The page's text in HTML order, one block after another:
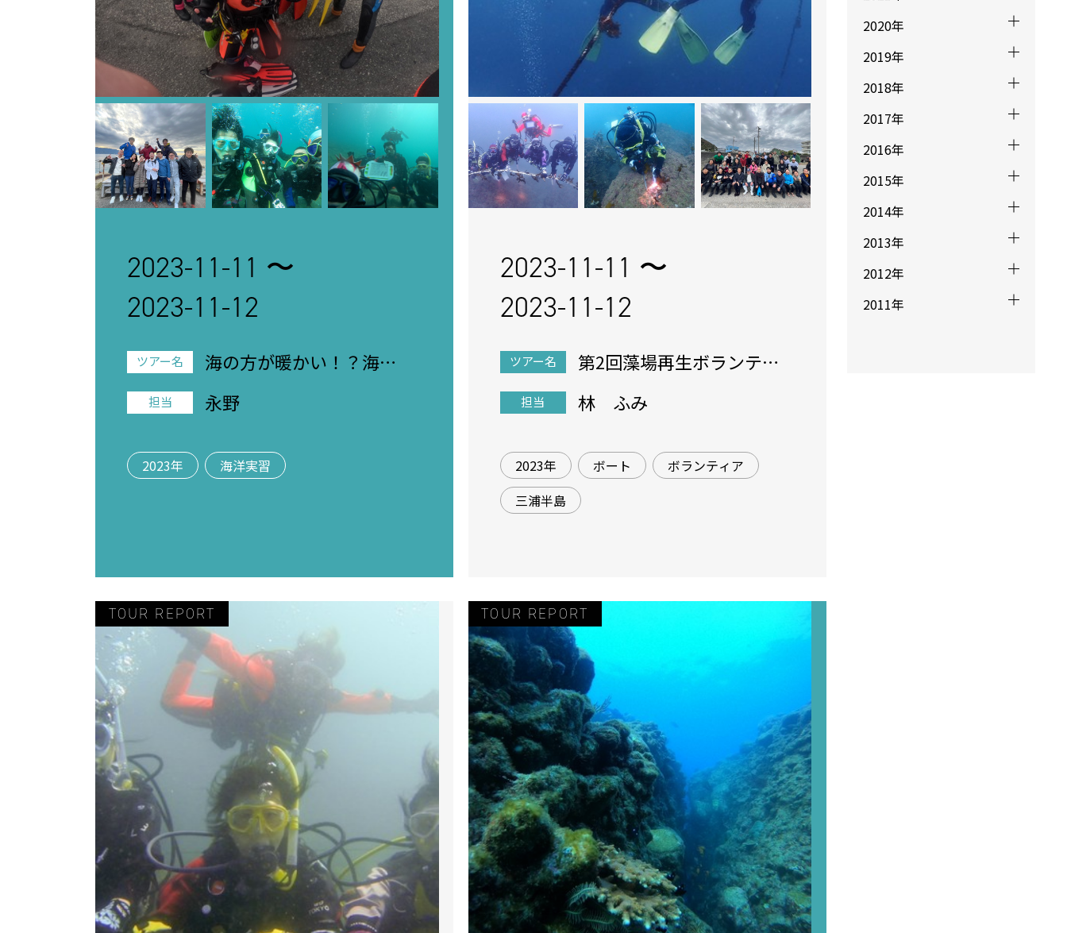
2023-11-11 〜
2023-11-12
ツアー名
海の方が暖かい！？海洋
担当 永野
2023年 海洋実習
2023-11-11 〜
2023-11-12
ツアー名
第2回藻場再生ボランティ
担当 林 ふみ
2023年 ボート
ボランティア
三浦半島
2020年
2019年
2018年
2017年
2016年
2015年
2014年
2013年
2012年
2011年